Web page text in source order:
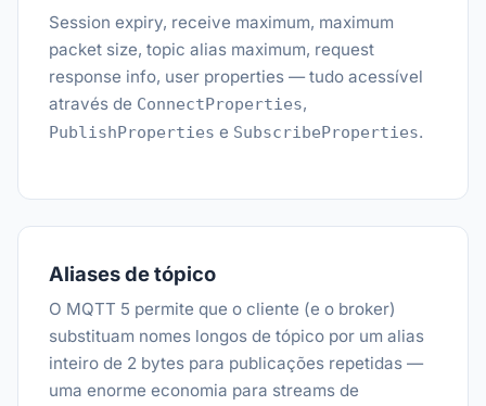
Session expiry, receive maximum, maximum
packet size, topic alias maximum, request
response info, user properties — tudo acessível
através de ConnectProperties,
PublishProperties e SubscribeProperties.
Aliases de tópico
O MQTT 5 permite que o cliente (e o broker)
substituam nomes longos de tópico por um alias
inteiro de 2 bytes para publicações repetidas —
uma enorme economia para streams de